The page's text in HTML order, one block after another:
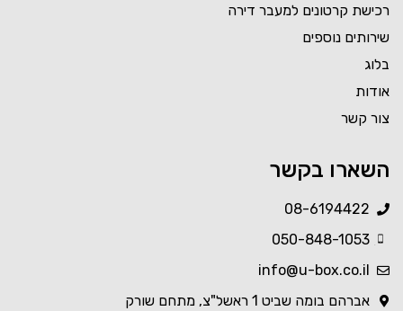
רכישת קרטונים למעבר דירה
שירותים נוספים
בלוג
אודות
צור קשר
השארו בקשר
08-6194422
from the Noun Project
050-848-1053
info@u-box.co.il
אברהם בומה שביט 1 ראשל"צ, מתחם שורק